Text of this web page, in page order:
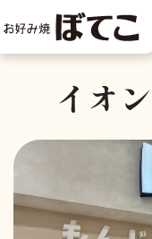
イオ